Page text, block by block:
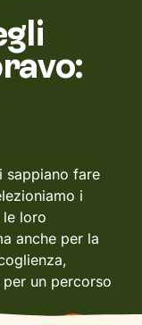
sappiano fare
i
loro
anche per la
un percorso